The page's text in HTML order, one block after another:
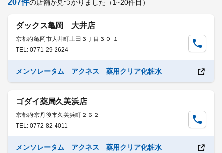
207件の店舗が見つかりました （1~20件目）
ダックス亀岡 大井店
京都府亀岡市大井町土田３丁目３０-１
TEL: 0771-29-2624
メンソレータム アクネス 薬用クリア化粧水
ゴダイ薬局久美浜店
京都府京丹後市久美浜町２６２
TEL: 0772-82-4011
メンソレータム アクネス 薬用クリア化粧水